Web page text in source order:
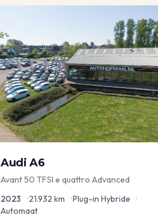
Audi A6
Avant 50 TFSI e quattro Advanced
2023 •21.932 km •Plug-in Hybride •
Automaat